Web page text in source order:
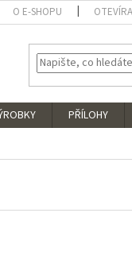
O E-SHOPU
PŘÍLOHY